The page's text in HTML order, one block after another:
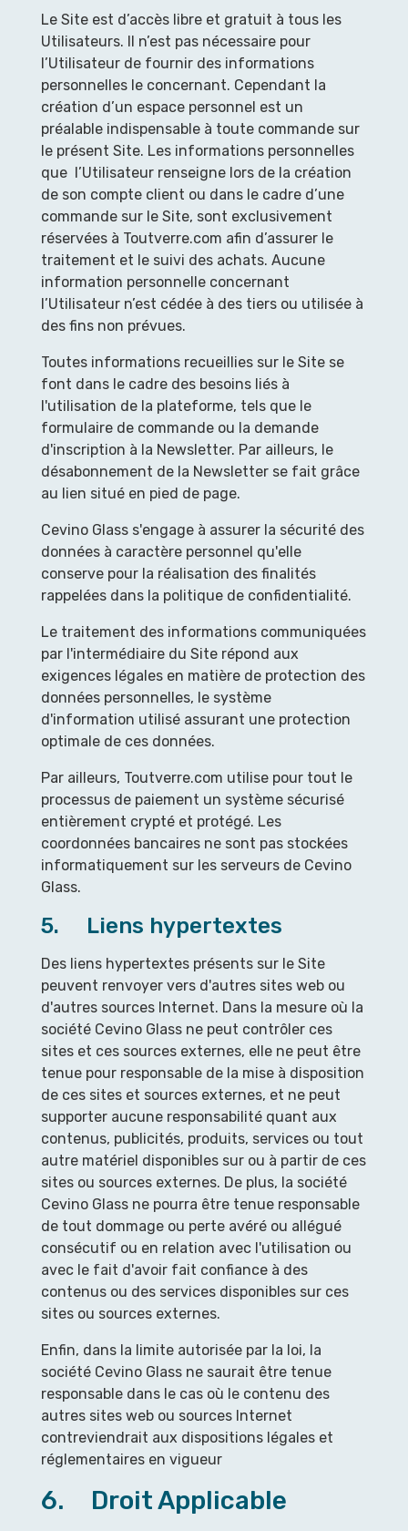
Le Site est d’accès libre et gratuit à tous les
Utilisateurs. Il n’est pas nécessaire pour
l’Utilisateur de fournir des informations
personnelles le concernant. Cependant la
création d’un espace personnel est un
préalable indispensable à toute commande sur
le présent Site. Les informations personnelles
que l’Utilisateur renseigne lors de la création
de son compte client ou dans le cadre d’une
commande sur le Site, sont exclusivement
réservées à Toutverre.com afin d’assurer le
traitement et le suivi des achats. Aucune
information personnelle concernant
l’Utilisateur n’est cédée à des tiers ou utilisée à
des fins non prévues.
Toutes informations recueillies sur le Site se
font dans le cadre des besoins liés à
l'utilisation de la plateforme, tels que le
formulaire de commande ou la demande
d'inscription à la Newsletter. Par ailleurs, le
désabonnement de la Newsletter se fait grâce
au lien situé en pied de page.
Cevino Glass s'engage à assurer la sécurité des
données à caractère personnel qu'elle
conserve pour la réalisation des finalités
rappelées dans la politique de confidentialité.
Le traitement des informations communiquées
par l'intermédiaire du Site répond aux
exigences légales en matière de protection des
données personnelles, le système
d'information utilisé assurant une protection
optimale de ces données.
Par ailleurs, Toutverre.com utilise pour tout le
processus de paiement un système sécurisé
entièrement crypté et protégé. Les
coordonnées bancaires ne sont pas stockées
informatiquement sur les serveurs de Cevino
Glass.
5. Liens hypertextes
Des liens hypertextes présents sur le Site
peuvent renvoyer vers d'autres sites web ou
d'autres sources Internet. Dans la mesure où la
société Cevino Glass ne peut contrôler ces
sites et ces sources externes, elle ne peut être
tenue pour responsable de la mise à disposition
de ces sites et sources externes, et ne peut
supporter aucune responsabilité quant aux
contenus, publicités, produits, services ou tout
autre matériel disponibles sur ou à partir de ces
sites ou sources externes. De plus, la société
Cevino Glass ne pourra être tenue responsable
de tout dommage ou perte avéré ou allégué
consécutif ou en relation avec l'utilisation ou
avec le fait d'avoir fait confiance à des
contenus ou des services disponibles sur ces
sites ou sources externes.
Enfin, dans la limite autorisée par la loi, la
société Cevino Glass ne saurait être tenue
responsable dans le cas où le contenu des
autres sites web ou sources Internet
contreviendrait aux dispositions légales et
réglementaires en vigueur
6. Droit Applicable